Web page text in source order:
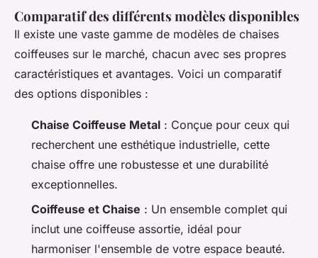
Comparatif des différents modèles disponibles
Il existe une vaste gamme de modèles de chaises
coiffeuses sur le marché, chacun avec ses propres
caractéristiques et avantages. Voici un comparatif
des options disponibles :
Chaise Coiffeuse Metal : Conçue pour ceux qui
recherchent une esthétique industrielle, cette
chaise offre une robustesse et une durabilité
exceptionnelles.
Coiffeuse et Chaise : Un ensemble complet qui
inclut une coiffeuse assortie, idéal pour
harmoniser l'ensemble de votre espace beauté.